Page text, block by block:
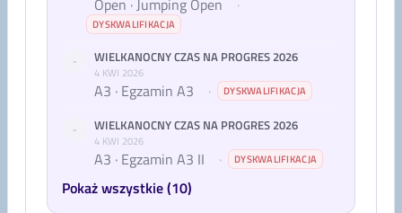
Open · Jumping Open ·
DYSKWALIFIKACJA
- WIELKANOCNY CZAS NA PROGRES 2026
4 KWI 2026
A3 · Egzamin A3 · DYSKWALIFIKACJA
- WIELKANOCNY CZAS NA PROGRES 2026
4 KWI 2026
A3 · Egzamin A3 II · DYSKWALIFIKACJA
Pokaż wszystkie (10)